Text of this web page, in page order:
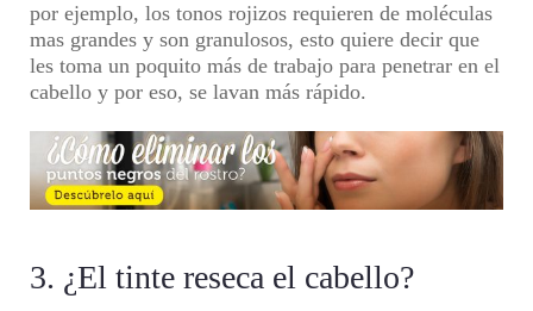
por ejemplo, los tonos rojizos requieren de moléculas
mas grandes y son granulosos, esto quiere decir que
les toma un poquito más de trabajo para penetrar en el
cabello y por eso, se lavan más rápido.
3. ¿El tinte reseca el cabello?